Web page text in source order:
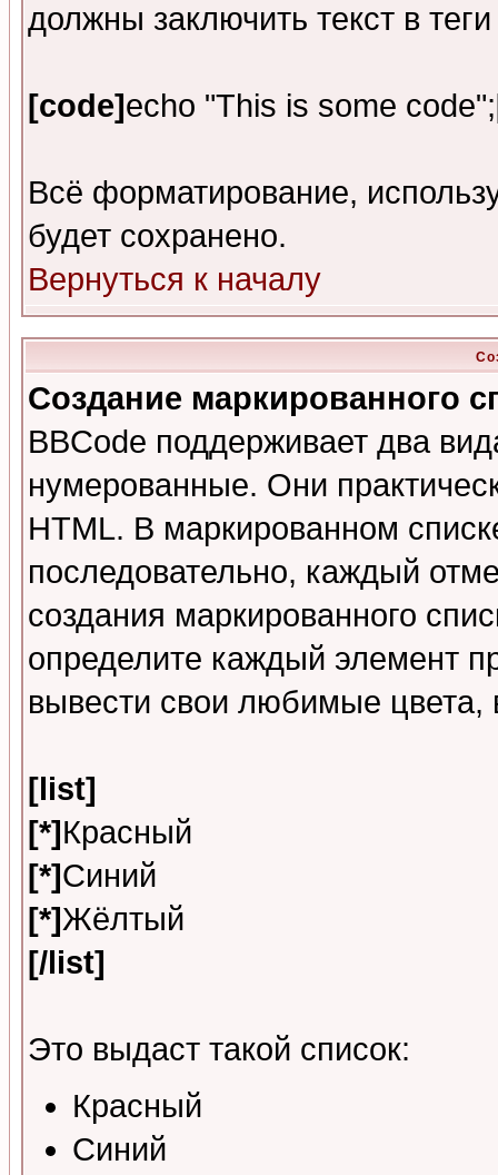
должны заключить текст в
[code]echo "This is some code";
Всё форматирование,
будет сохранено.
Вернуться к началу
Создание маркированного
BBCode поддерживает два
нумерованные. Они
HTML. В маркированном
последовательно, каждый
создания маркированного
определите каждый элемент
вывести свои любимые цвета,
[list]
[*]Красный
[*]Синий
[*]Жёлтый
[/list]
Это выдаст такой список:
Красный
Синий